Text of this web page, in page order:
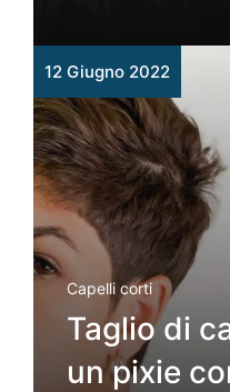
12 Giugno 2022
Capelli corti
Taglio di
un pixie